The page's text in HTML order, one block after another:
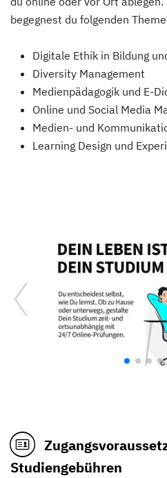
begegnest du folgenden
Digitale Ethik in Bildung
Diversity Management
Medienpädagogik und E-
Online und Social Media
Medien- und
Learning Design und
Studiengebühren